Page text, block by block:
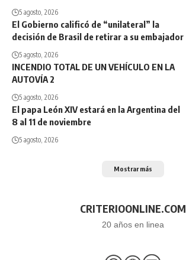
5 agosto, 2026
El Gobierno calificó de “unilateral” la
decisión de Brasil de retirar a su embajador
5 agosto, 2026
INCENDIO TOTAL DE UN VEHÍCULO EN LA
AUTOVÍA 2
5 agosto, 2026
El papa León XIV estará en la Argentina del
8 al 11 de noviembre
5 agosto, 2026
Mostrar más
CRITERIOONLINE.COM
20 años en linea